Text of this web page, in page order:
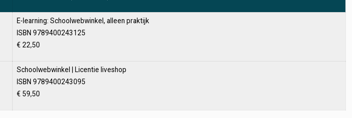
E-learning: Schoolwebwinkel, alleen praktijk
ISBN 9789400243125
€ 22,50
Schoolwebwinkel | Licentie liveshop
ISBN 9789400243095
€ 59,50